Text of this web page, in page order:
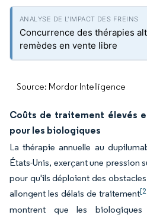
Concurrence des thérapies
remèdes en vente libre
Source: Mordor Intelligence
Coûts de traitement élevés
pour les biologiques
La thérapie annuelle au
États-Unis, exerçant une pression
pour qu'ils déploient des
allongent les délais de traitement
montrent que les biologiques